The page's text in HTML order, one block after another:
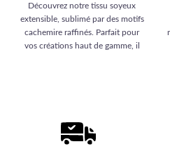
Découvrez notre tissu soyeux
extensible, sublimé par des motifs
cachemire raffinés. Parfait pour
vos créations haut de gamme, il